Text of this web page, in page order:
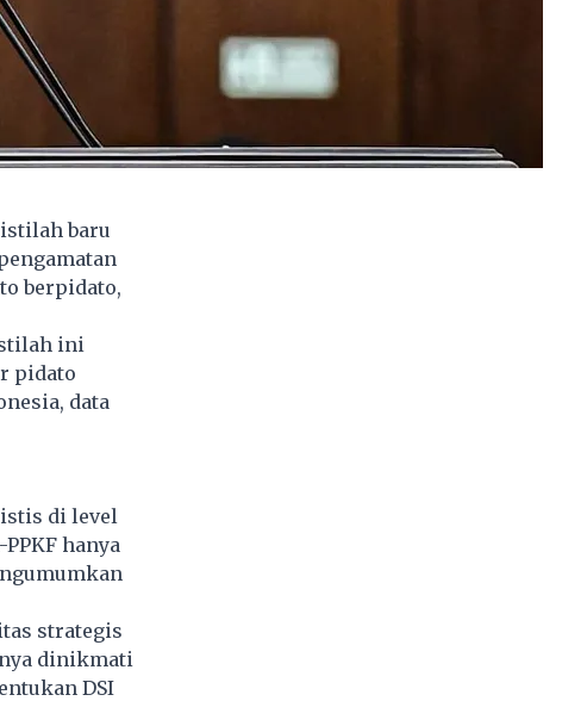
baru
berpidato,
ini
pidato
data
di level
hanya
strategis
dinikmati
DSI